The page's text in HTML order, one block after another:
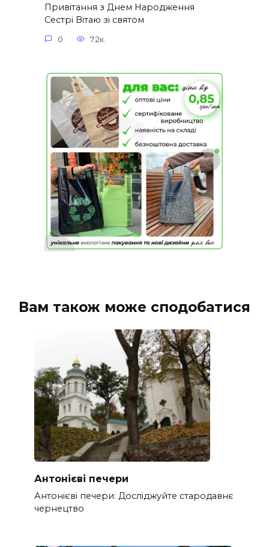
Привітання з Днем Народження
Сестрі Вітаю зі святом
0 7.2к.
Вам також може сподобатися
Антонієві печери
Антонієві печери: Досліджуйте стародавнє
чернецтво